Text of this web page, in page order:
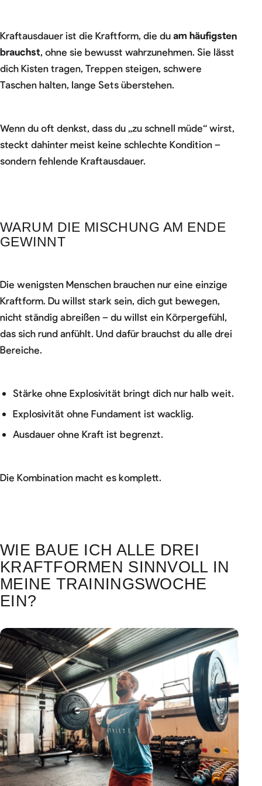
Kraftausdauer ist die Kraftform, die du am häufigsten
brauchst, ohne sie bewusst wahrzunehmen. Sie lässt
dich Kisten tragen, Treppen steigen, schwere
Taschen halten, lange Sets überstehen.
Wenn du oft denkst, dass du „zu schnell müde“ wirst,
steckt dahinter meist keine schlechte Kondition –
sondern fehlende Kraftausdauer.
WARUM DIE MISCHUNG AM ENDE
GEWINNT
Die wenigsten Menschen brauchen nur eine einzige
Kraftform. Du willst stark sein, dich gut bewegen,
nicht ständig abreißen – du willst ein Körpergefühl,
das sich rund anfühlt. Und dafür brauchst du alle drei
Bereiche.
Stärke ohne Explosivität bringt dich nur halb weit.
Explosivität ohne Fundament ist wacklig.
Ausdauer ohne Kraft ist begrenzt.
Die Kombination macht es komplett.
WIE BAUE ICH ALLE DREI
KRAFTFORMEN SINNVOLL IN
MEINE TRAININGSWOCHE
EIN?